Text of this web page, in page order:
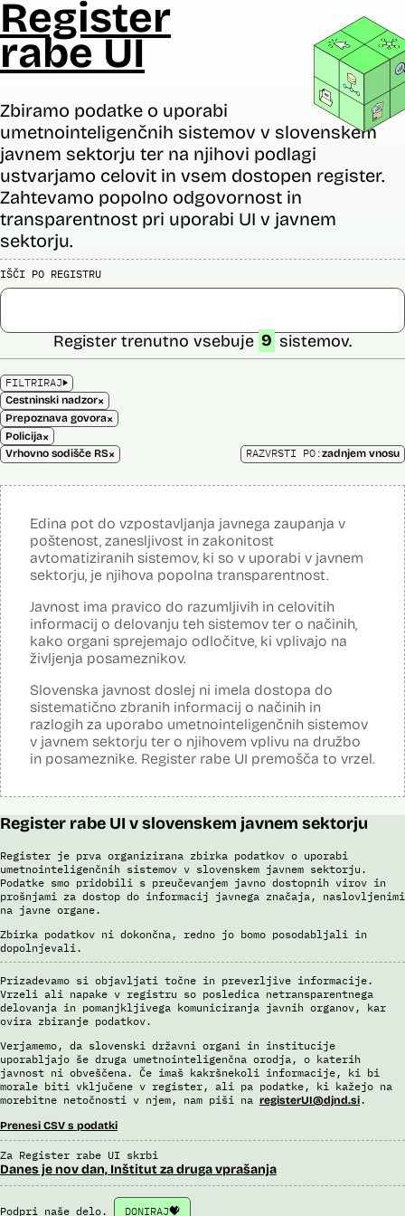
Register
rabe UI
Zbiramo podatke o uporabi
umetnointeligenčnih sistemov v slovenskem
javnem sektorju ter na njihovi podlagi
ustvarjamo celovit in vsem dostopen register.
Zahtevamo popolno odgovornost in
transparentnost pri uporabi UI v javnem
sektorju.
IŠČI PO REGISTRU
FILTRIRAJ
Cestninski nadzor×
Prepoznava govora×
Policija×
Vrhovno sodišče RS×
Register trenutno vsebuje 9 sistemov.
RAZVRSTI PO:zadnjem vnosu
Edina pot do vzpostavljanja javnega zaupanja v
poštenost, zanesljivost in zakonitost
avtomatiziranih sistemov, ki so v uporabi v javnem
sektorju, je njihova popolna transparentnost.
Javnost ima pravico do razumljivih in celovitih
informacij o delovanju teh sistemov ter o načinih,
kako organi sprejemajo odločitve, ki vplivajo na
življenja posameznikov.
Slovenska javnost doslej ni imela dostopa do
sistematično zbranih informacij o načinih in
razlogih za uporabo umetnointeligenčnih sistemov
v javnem sektorju ter o njihovem vplivu na družbo
in posameznike. Register rabe UI premošča to vrzel.
Register rabe UI v slovenskem javnem sektorju
Register je prva organizirana zbirka podatkov o uporabi
umetnointeligenčnih sistemov v slovenskem javnem sektorju.
Podatke smo pridobili s preučevanjem javno dostopnih virov in
prošnjami za dostop do informacij javnega značaja, naslovljenimi
na javne organe.
Zbirka podatkov ni dokončna, redno jo bomo posodabljali in
dopolnjevali.
Prizadevamo si objavljati točne in preverljive informacije.
Vrzeli ali napake v registru so posledica netransparentnega
delovanja in pomanjkljivega komuniciranja javnih organov, kar
ovira zbiranje podatkov.
Verjamemo, da slovenski državni organi in institucije
uporabljajo še druga umetnointeligenčna orodja, o katerih
javnost ni obveščena. Če imaš kakršnekoli informacije, ki bi
morale biti vključene v register, ali pa podatke, ki kažejo na
morebitne netočnosti v njem, nam piši na registerUI@djnd.si.
Prenesi CSV s podatki
Za Register rabe UI skrbi
Danes je nov dan, Inštitut za druga vprašanja
Podpri naše delo. DONIRAJ